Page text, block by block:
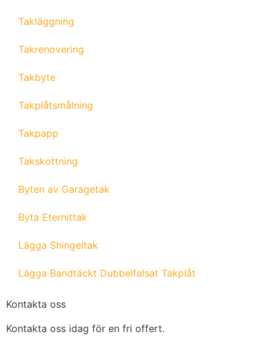
Takläggning
Takrenovering
Takbyte
Takplåtsmålning
Takpapp
Takskottning
Byten av Garagetak
Byta Eternittak
Lägga Shingeltak
Lägga Bandtäckt Dubbelfalsat Takplåt
Kontakta oss
Kontakta oss idag för en fri offert.